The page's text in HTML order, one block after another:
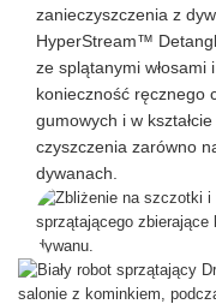
zanieczyszczenia z
HyperStream™
ze splątanymi
konieczność ręcznego
gumowych i w
czyszczenia zarówno
dywanach.